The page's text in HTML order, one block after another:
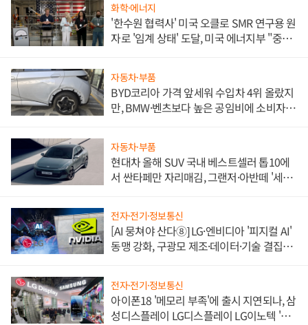
화학·에너지
'한수원 협력사' 미국 오클로 SMR 연구용 원
자로 '임계 상태' 도달, 미국 에너지부 "중요
자동차·부품
BYD코리아 가격 앞세워 수입차 4위 올랐지
만, BMW·벤츠보다 높은 공임비에 소비자
자동차·부품
현대차 올해 SUV 국내 베스트셀러 톱10에
서 싼타페만 자리매김, 그랜저·아반떼 '세단
전자·전기·정보통신
[AI 뭉쳐야 산다⑧] LG·엔비디아 '피지컬 AI'
동맹 강화, 구광모 제조·데이터·기술 결집
전자·전기·정보통신
아이폰18 '메모리 부족'에 출시 지연되나, 삼
성디스플레이 LG디스플레이 LG이노텍 '탈